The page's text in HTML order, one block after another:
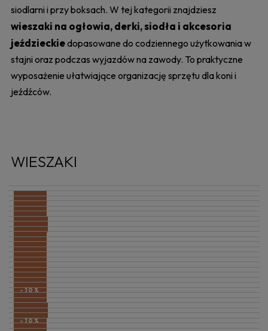
siodlarni i przy boksach. W tej kategorii znajdziesz
wieszaki na ogłowia, derki, siodła i akcesoria
jeździeckiedopasowane do codziennego użytkowania w
stajni oraz podczas wyjazdów na zawody. To praktyczne
wyposażenie ułatwiające organizację sprzętu dla koni i
jeźdźców.
WIESZAKI
-10%
-10%
-10%
-19%
-10%
-22%
-14%
-10%
-10%
-10%
-10%
-10%
-10%
-10%
-10%
-10%
-10%
-10%
-10%
-10%
-28%
-10%
-10%